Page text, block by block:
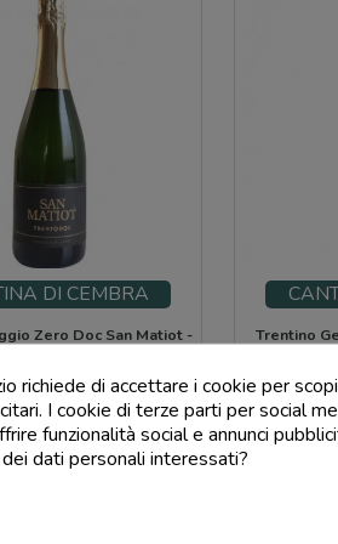
DI CEMBRA
Zero Doc San Matiot -
Prezzo
24,00 €
add_shopping_cart
Trentino
richiede di accettare i cookie per
I cookie di terze parti per social
funzionalità social e annunci
dati personali interessati?